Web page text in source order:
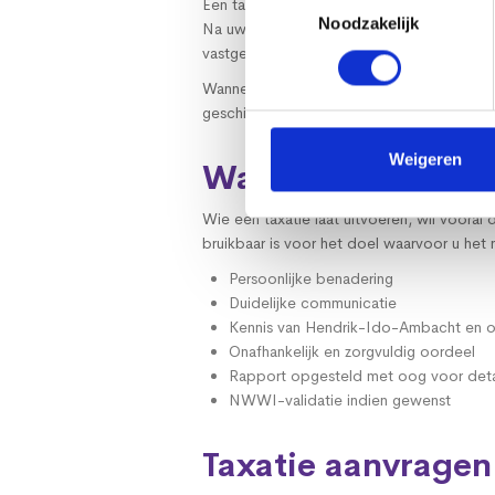
Noodzakelijk
Weigeren
Een taxatie hoeft niet onnodig
Na uw aanvraag bespreken we de
vastgelegd. Daarna wordt het
Wanneer dat nodig is, kan de taxatie
geschikt is voor onder meer
Waarom kiezen
Wie een taxatie laat uitvoeren, wil vooral
bruikbaar is voor het doel waarvoor u het
Persoonlijke benadering
Duidelijke communicatie
Kennis van Hendrik-Ido-Ambacht en
Onafhankelijk en zorgvuldig oordeel
Rapport opgesteld met oog voor
NWWI-validatie indien gewenst
Taxatie